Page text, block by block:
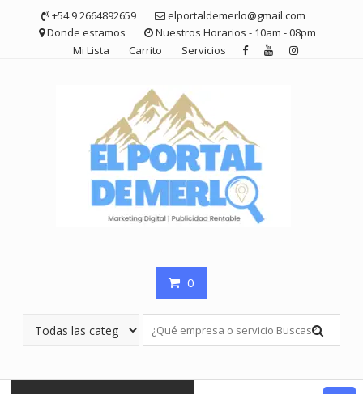
contenido
+54 9 2664892659
elportaldemerlo@gmail.com
Donde estamos
Nuestros Horarios - 10am - 08pm
Mi Lista
Carrito Servicios
0